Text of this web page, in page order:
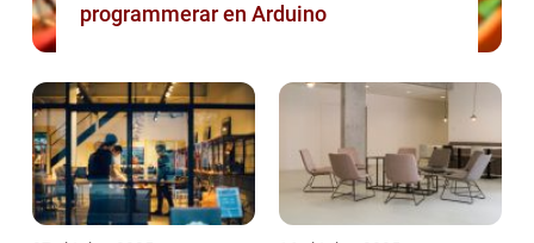
programmerar en Arduino